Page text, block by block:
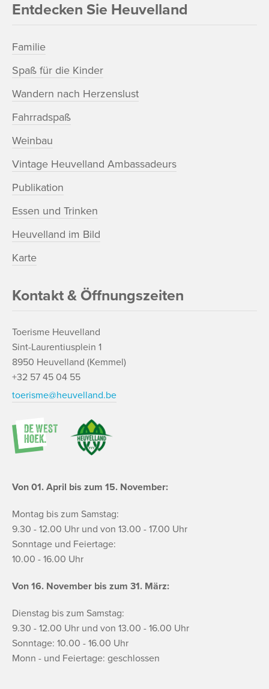
Entdecken Sie Heuvelland
Familie
Spaß für die Kinder
Wandern nach Herzenslust
Fahrradspaß
Weinbau
Vintage Heuvelland Ambassadeurs
Publikation
Essen und Trinken
Heuvelland im Bild
Karte
Kontakt & Öffnungszeiten
Toerisme Heuvelland
Sint-Laurentiusplein 1
8950 Heuvelland (Kemmel)
+32 57 45 04 55
toerisme@heuvelland.be
Von 01. April bis zum 15. November:
Montag bis zum Samstag:
9.30 - 12.00 Uhr und von 13.00 - 17.00 Uhr
Sonntage und Feiertage:
10.00 - 16.00 Uhr
Von 16. November bis zum 31. März:
Dienstag bis zum Samstag:
9.30 - 12.00 Uhr und von 13.00 - 16.00 Uhr
Sonntage: 10.00 - 16.00 Uhr
Monn - und Feiertage: geschlossen